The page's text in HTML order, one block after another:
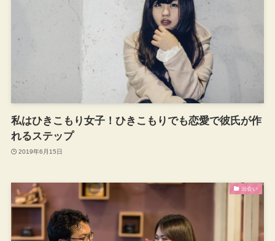
私はひきこもり女子！ひきこもりでも恋愛で彼氏が作
れるステップ
2019年6月15日
出会い